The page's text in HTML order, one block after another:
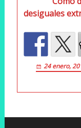
desiguales
24 enero,